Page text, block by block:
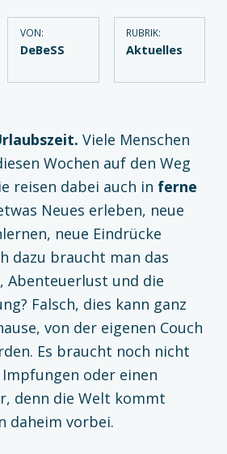
VON:
DeBeSS
RUBRIK:
Aktuelles
Viele Menschen
Wochen auf den Weg
reisen dabei auch in ferne
Neues erleben, neue
neue Eindrücke
dazu braucht man das
Abenteuerlust und die
Falsch, dies kann ganz
von der eigenen Couch
Es braucht noch nicht
oder einen
denn die Welt kommt
daheim vorbei.